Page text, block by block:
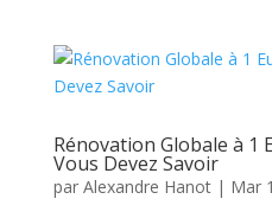
Rénovation Globale à 1
Vous Devez Savoir
par Alexandre Hanot| Mar